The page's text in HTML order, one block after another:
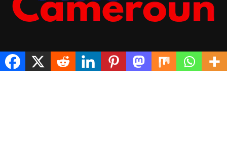
NOTICE LÉGALE A PROPOS DE NOUS
POLITIQUE DE CONFIDENTIALITÉ